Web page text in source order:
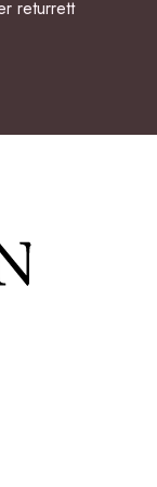
returrett